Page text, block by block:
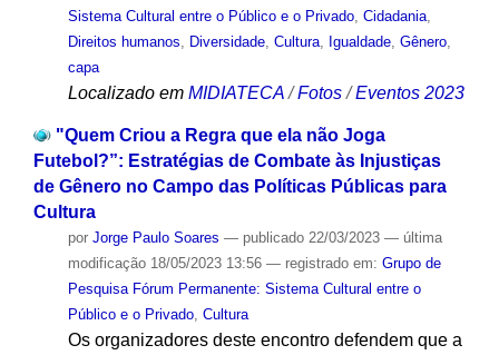
Sistema Cultural entre o Público e o Privado, Cidadania,
Direitos humanos
Diversidade, Cultura, Igualdade, Gênero,
capa
Localizado em MIDIATECA /Fotos /Eventos 2023
"Quem Criou a Regra que ela não Joga
Futebol?”: Estratégias de Combate às Injustiças
de Gênero no Campo das Políticas Públicas para
Cultura
por Jorge Paulo Soares — publicado22/03/2023 — última
modificação18/05/2023 13:56 — registrado em: Grupo de
Pesquisa Fórum Permanente: Sistema Cultural entre o
Público e o Privado, Cultura
Os organizadores deste encontro defendem que a